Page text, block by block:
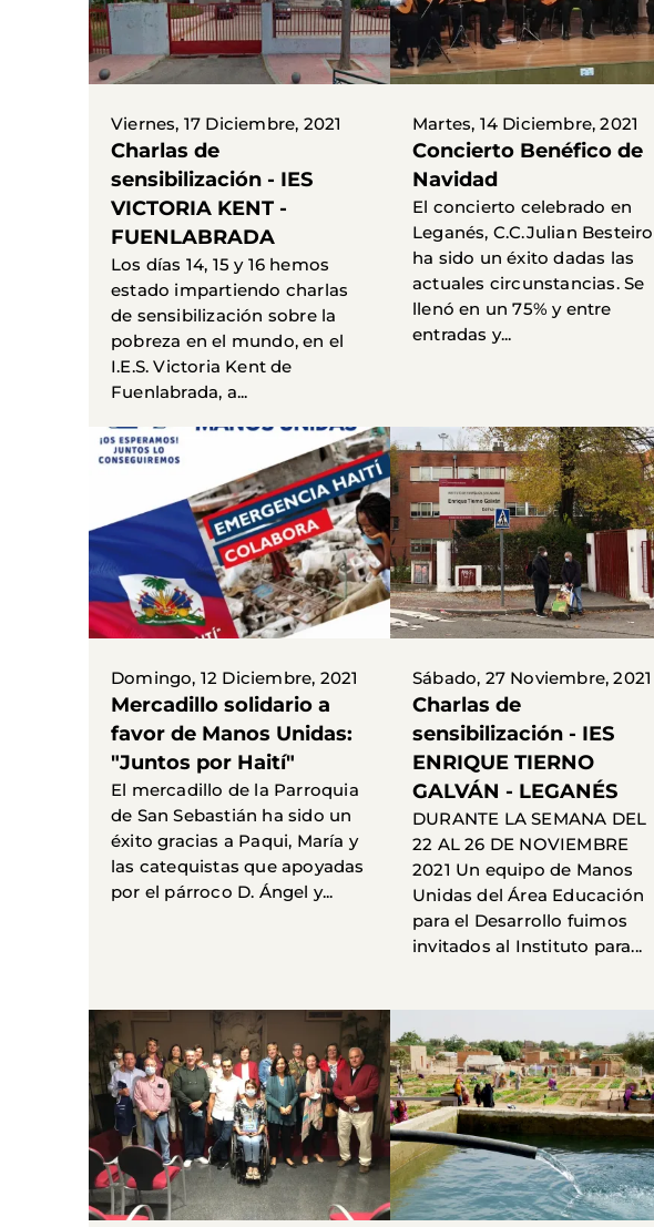
Viernes, 17 Diciembre, 2021
Charlas de
sensibilización - IES
VICTORIA KENT -
FUENLABRADA
Los días 14, 15 y 16 hemos
estado impartiendo charlas
de sensibilización sobre la
pobreza en el mundo, en el
I.E.S. Victoria Kent de
Fuenlabrada, a...
Martes, 14 Diciembre, 2021
Concierto Benéfico de
Navidad
El concierto celebrado en
Leganés, C.C.Julian Besteiro
ha sido un éxito dadas las
actuales circunstancias. Se
llenó en un 75% y entre
entradas y...
Domingo, 12 Diciembre, 2021
Mercadillo solidario a
favor de Manos Unidas:
"Juntos por Haití"
El mercadillo de la Parroquia
de San Sebastián ha sido un
éxito gracias a Paqui, María y
las catequistas que apoyadas
por el párroco D. Ángel y...
Sábado, 27 Noviembre, 2021
Charlas de
sensibilización - IES
ENRIQUE TIERNO
GALVÁN - LEGANÉS
DURANTE LA SEMANA DEL
22 AL 26 DE NOVIEMBRE
2021 Un equipo de Manos
Unidas del Área Educación
para el Desarrollo fuimos
invitados al Instituto para...